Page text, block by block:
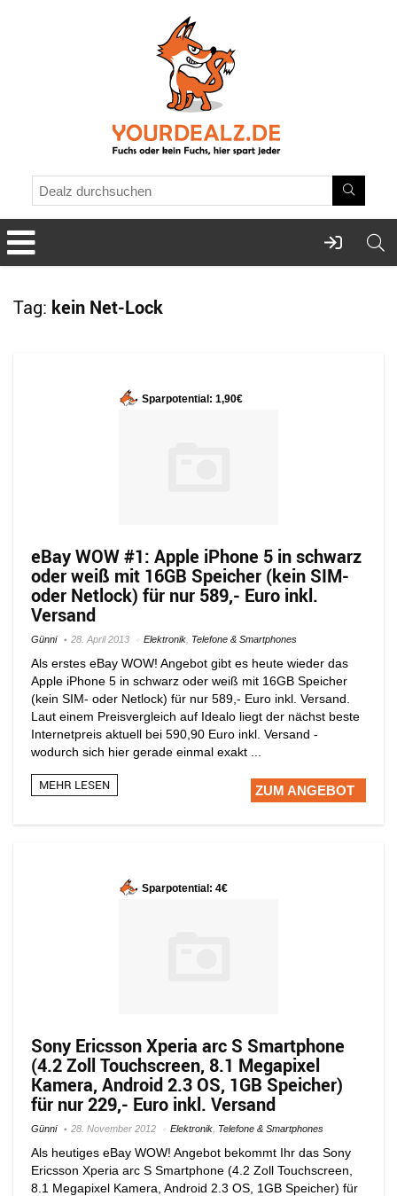
Tag: kein Net-Lock
Sparpotential: 1,90€
eBay WOW #1: Apple iPhone 5 in schwarz
oder weiß mit 16GB Speicher (kein SIM-
oder Netlock) für nur 589,- Euro inkl.
Versand
Günni 28. April 2013 Elektronik Telefone & Smartphones
Als erstes eBay WOW! Angebot gibt es heute wieder das
Apple iPhone 5 in schwarz oder weiß mit 16GB Speicher
(kein SIM- oder Netlock) für nur 589,- Euro inkl. Versand.
Laut einem Preisvergleich auf Idealo liegt der nächst beste
Internetpreis aktuell bei 590,90 Euro inkl. Versand -
wodurch sich hier gerade einmal exakt ...
MEHR LESEN ZUM ANGEBOT
Sparpotential: 4€
Sony Ericsson Xperia arc S Smartphone
(4.2 Zoll Touchscreen, 8.1 Megapixel
Kamera, Android 2.3 OS, 1GB Speicher)
für nur 229,- Euro inkl. Versand
Günni 28. November 2012 Elektronik Telefone & Smartphones
Als heutiges eBay WOW! Angebot bekommt Ihr das Sony
Ericsson Xperia arc S Smartphone (4.2 Zoll Touchscreen,
8.1 Megapixel Kamera, Android 2.3 OS, 1GB Speicher) für